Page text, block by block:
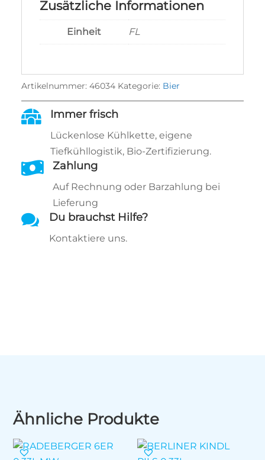
Zusätzliche Informationen
Einheit FL
Artikelnummer: 46034 Kategorie: Bier
 Immer frisch
Lückenlose Kühlkette, eigene
Tiefkühllogistik, Bio‑Zertifizierung.
 Zahlung
Auf Rechnung oder Barzahlung bei
Lieferung
 Du brauchst Hilfe?
Kontaktiere uns.
Ähnliche Produkte